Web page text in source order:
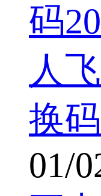
码
人
换码
01/